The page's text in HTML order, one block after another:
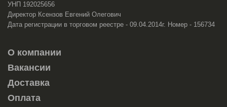
УНП 192025656
Директор Ксензов Евгений Олегович
Дата регистрации в торговом реестре - 09.04.2014г. Номер - 156734
О компании
Вакансии
Доставка
Оплата